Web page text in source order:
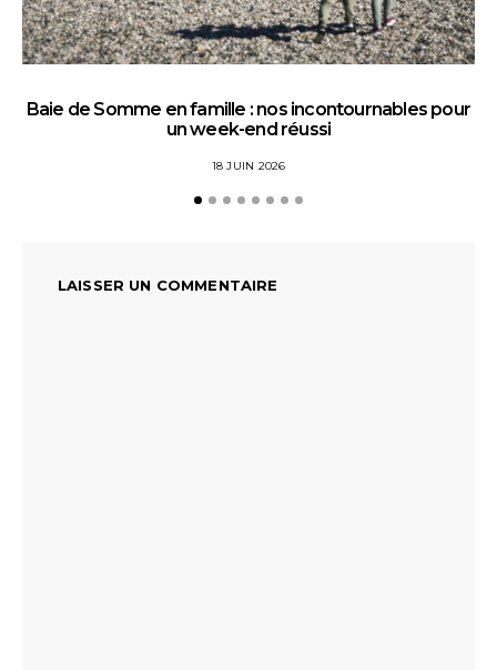
Baie de Somme en famille : nos incontournables pour
un week-end réussi
18 JUIN 2026
LAISSER UN COMMENTAIRE